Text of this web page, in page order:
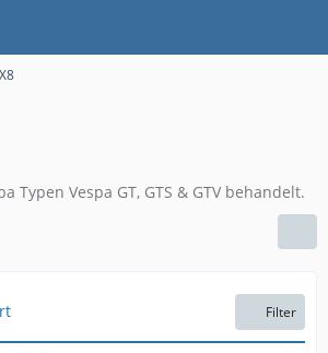
Typen Vespa GT, GTS & GTV behandelt.
Filter